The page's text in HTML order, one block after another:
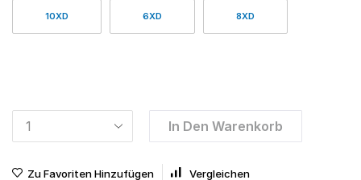
10XD 6XD 8XD
In Den Warenkorb
Zu Favoriten Hinzufügen Vergleichen